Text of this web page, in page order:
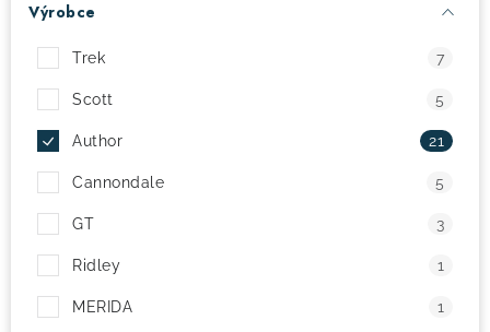
Výrobce
Trek 7
Scott 5
Author 21
Cannondale 5
GT 3
Ridley 1
MERIDA 1